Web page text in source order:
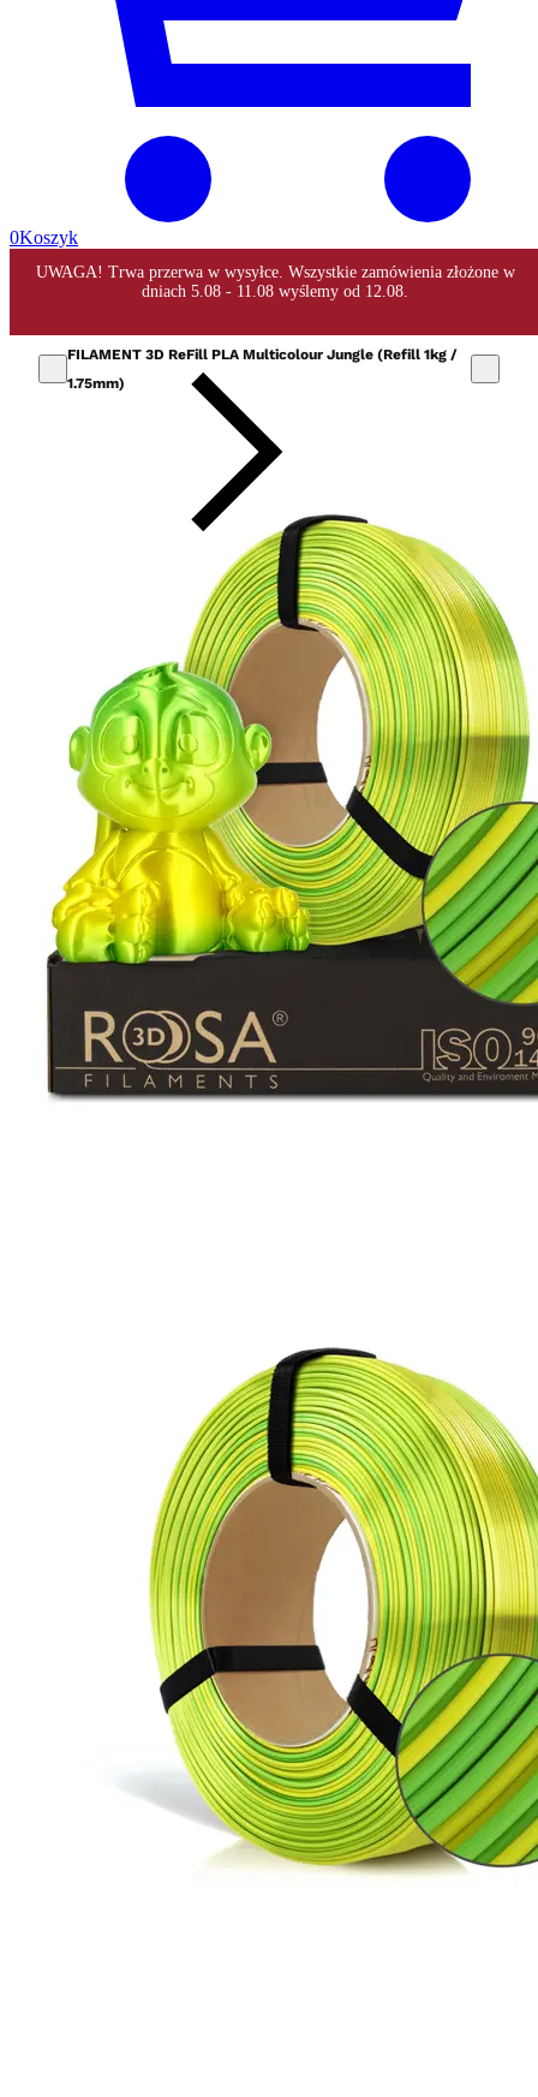
0Koszyk
FILAMENT 3D ReFill PLA Multicolour Jungle (Refill 1kg /
1.75mm)